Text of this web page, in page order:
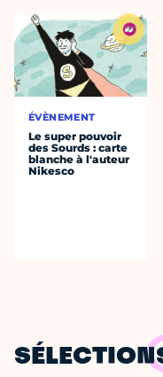
ÉVÈNEMENT
Le super pouvoir
des Sourds : carte
blanche à l'auteur
Nikesco